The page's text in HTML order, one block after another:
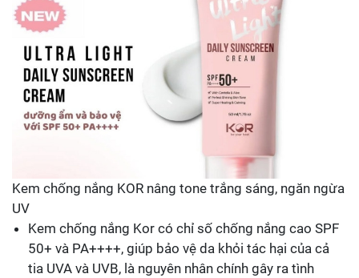
Kem chống nắng KOR nâng tone trắng sáng, ngăn ngừa
UV
Kem chống nắng Kor có chỉ số chống nắng cao SPF
50+ và PA++++, giúp bảo vệ da khỏi tác hại của cả
tia UVA và UVB, là nguyên nhân chính gây ra tình